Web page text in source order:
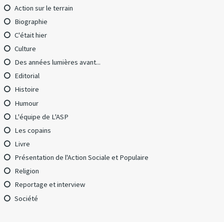
Action sur le terrain
Biographie
C'était hier
Culture
Des années lumières avant...
Editorial
Histoire
Humour
L'équipe de L'ASP
Les copains
Livre
Présentation de l'Action Sociale et Populaire
Religion
Reportage et interview
Société